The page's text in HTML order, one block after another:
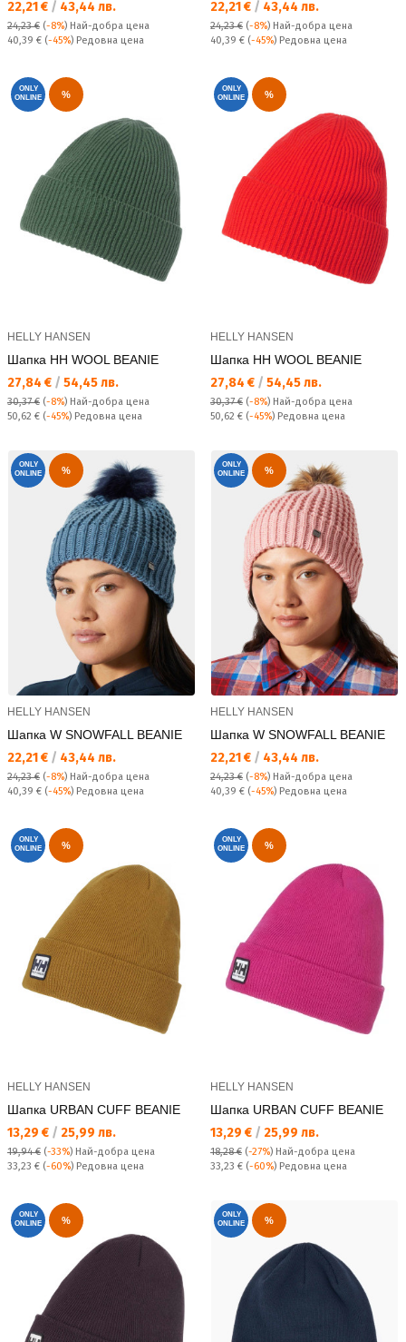
Текуща цена:
22,21 € / 43,44 лв.
24,23 € (-8%) Най-добра цена
Редовна цена:
40,39 € (-45%) Редовна цена
Текуща цена:
22,21 € / 43,44 лв.
24,23 € (-8%) Най-добра цена
Редовна цена:
40,39 € (-45%) Редовна цена
ONLY
ONLINE
%
HELLY HANSEN
Шапка HH WOOL BEANIE
Текуща цена:
27,84 € / 54,45 лв.
30,37 € (-8%) Най-добра цена
Редовна цена:
50,62 € (-45%) Редовна цена
ONLY
ONLINE
%
HELLY HANSEN
Шапка HH WOOL BEANIE
Текуща цена:
27,84 € / 54,45 лв.
30,37 € (-8%) Най-добра цена
Редовна цена:
50,62 € (-45%) Редовна цена
ONLY
ONLINE
%
HELLY HANSEN
Шапка W SNOWFALL BEANIE
Текуща цена:
22,21 € / 43,44 лв.
24,23 € (-8%) Най-добра цена
Редовна цена:
40,39 € (-45%) Редовна цена
ONLY
ONLINE
%
HELLY HANSEN
Шапка W SNOWFALL BEANIE
Текуща цена:
22,21 € / 43,44 лв.
24,23 € (-8%) Най-добра цена
Редовна цена:
40,39 € (-45%) Редовна цена
ONLY
ONLINE
%
HELLY HANSEN
Шапка URBAN CUFF BEANIE
Текуща цена:
13,29 € / 25,99 лв.
19,94 € (-33%) Най-добра цена
Редовна цена:
33,23 € (-60%) Редовна цена
ONLY
ONLINE
%
HELLY HANSEN
Шапка URBAN CUFF BEANIE
Текуща цена:
13,29 € / 25,99 лв.
18,28 € (-27%) Най-добра цена
Редовна цена:
33,23 € (-60%) Редовна цена
ONLY
ONLINE
%
ONLY
ONLINE
%